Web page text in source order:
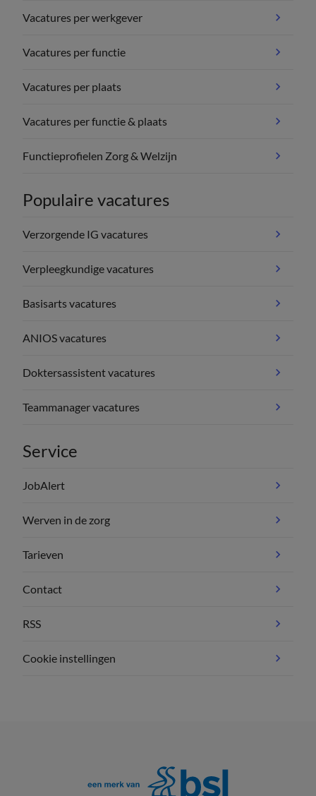
Vacatures per werkgever
Vacatures per functie
Vacatures per plaats
Vacatures per functie & plaats
Functieprofielen Zorg & Welzijn
Populaire vacatures
Verzorgende IG vacatures
Verpleegkundige vacatures
Basisarts vacatures
ANIOS vacatures
Doktersassistent vacatures
Teammanager vacatures
Service
JobAlert
Werven in de zorg
Tarieven
Contact
RSS
Cookie instellingen